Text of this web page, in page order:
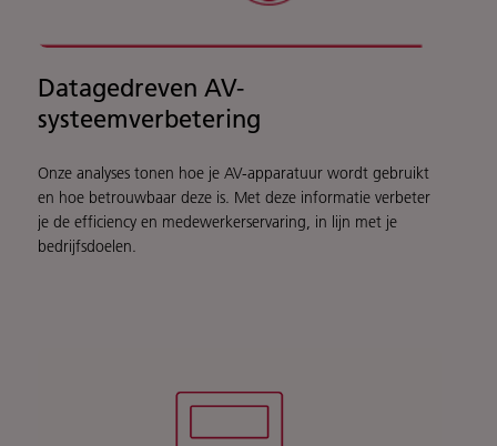
Datagedreven AV-
systeemverbetering
Onze analyses tonen hoe je AV-apparatuur wordt gebruikt
en hoe betrouwbaar deze is. Met deze informatie verbeter
je de efficiency en medewerkerservaring, in lijn met je
bedrijfsdoelen.